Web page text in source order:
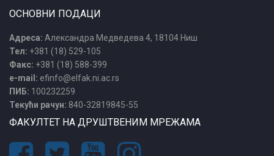
ОСНОВНИ ПОДАЦИ
Адреса: Александра Медведева 4, 18104 Ниш
Тел: +381 (18) 529-105
Факс: +381 (18) 588-399
e-mail: efinfo@elfak.ni.ac.rs
ПИБ: 100232259
Текући рачун: 840-32819845-55
ФАКУЛТЕТ НА ДРУШТВЕНИМ МРЕЖАМА